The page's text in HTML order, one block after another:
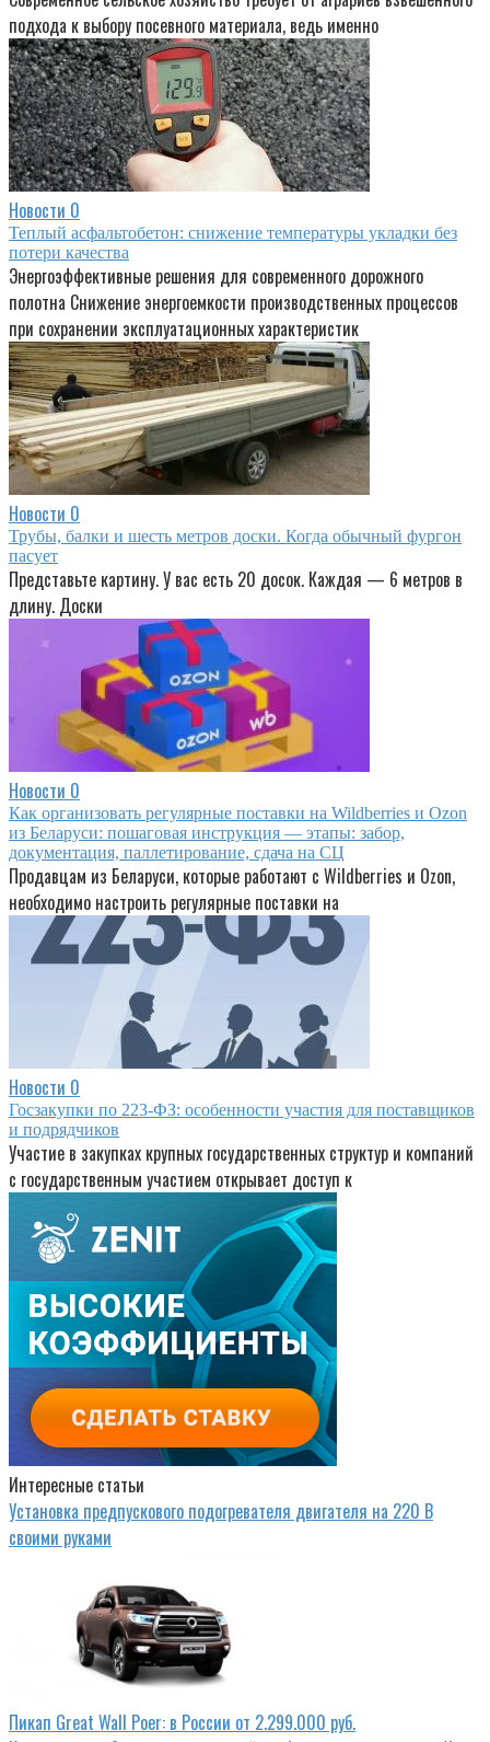
подхода к выбору посевного материала, ведь именно
Новости 0
Теплый асфальтобетон: снижение температуры укладки без
потери качества
Энергоэффективные решения для современного дорожного
полотна Снижение энергоемкости производственных процессов
при сохранении эксплуатационных характеристик
Новости 0
Трубы, балки и шесть метров доски. Когда обычный фургон
пасует
Представьте картину. У вас есть 20 досок. Каждая — 6 метров в
длину. Доски
Новости 0
Как организовать регулярные поставки на Wildberries и Ozon
из Беларуси: пошаговая инструкция — этапы: забор,
документация, паллетирование, сдача на СЦ
Продавцам из Беларуси, которые работают с Wildberries и Ozon,
необходимо настроить регулярные поставки на
Новости 0
Госзакупки по 223-ФЗ: особенности участия для поставщиков
и подрядчиков
Участие в закупках крупных государственных структур и компаний
с государственным участием открывает доступ к
Интересные статьи
Установка предпускового подогревателя двигателя на 220 В
своими руками
Пикап Great Wall Poer: в России от 2.299.000 руб.